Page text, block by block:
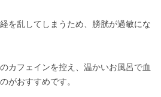
を乱してしまうため、膀胱が過敏にな
カフェインを控え、温かいお風呂で血
がおすすめです。